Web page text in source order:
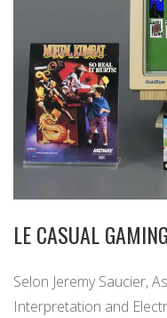
LE CASUAL
Selon Jeremy Saucier,
Interpretation and